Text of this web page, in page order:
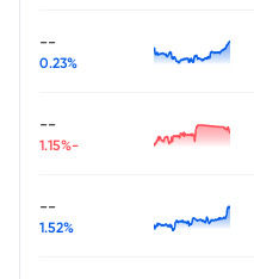
--
0.23%
--
-1.15%
--
1.52%